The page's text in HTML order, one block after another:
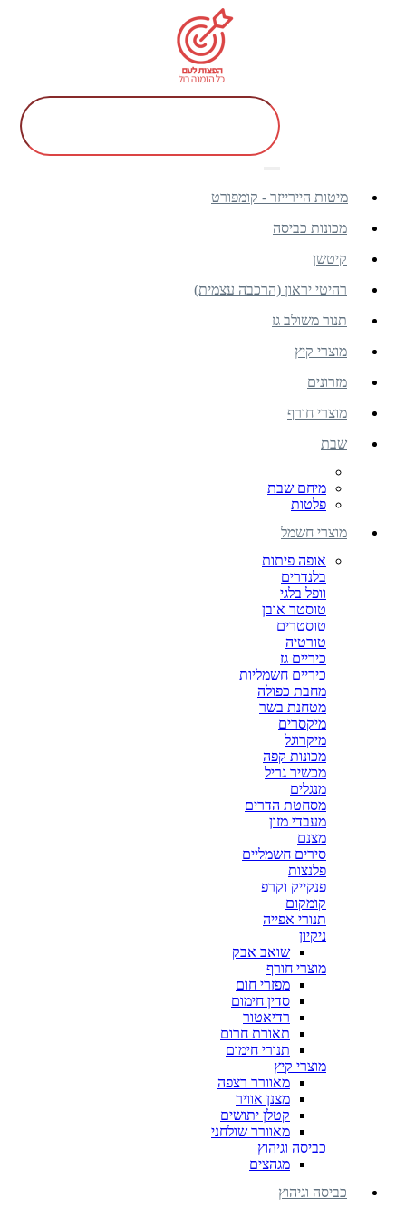
מיטות היירייזר - קומפורט
מכונות כביסה
קיטשן
רהיטי יראון (הרכבה עצמית)
תנור משולב גז
מוצרי קיץ
מזרונים
מוצרי חורף
שבת
מיחם שבת
פלטות
מוצרי חשמל
אופה פיתות
בלנדרים
וופל בלגי
טוסטר אובן
טוסטרים
טורטיה
כיריים גז
כיריים חשמליות
מחבת כפולה
מטחנת בשר
מיקסרים
מיקרוגל
מכונות קפה
מכשיר גריל
מנגלים
מסחטת הדרים
מעבדי מזון
מצנם
סירים חשמליים
פלנצות
פנקייק וקרפ
קומקום
תנורי אפייה
ניקיון
שואב אבק
מוצרי חורף
מפזרי חום
סדין חימום
רדיאטור
תאורת חרום
תנורי חימום
מוצרי קיץ
מאוורר רצפה
מצנן אוויר
קטלן יתושים
מאוורר שולחני
כביסה וגיהוץ
מגהצים
כביסה וגיהוץ